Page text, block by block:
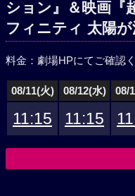
ション』＆映画『
フィニティ 太陽が
料金：劇場HPにてご確認く
08/11(火) 08/12(水) 08/
11:15 11:15